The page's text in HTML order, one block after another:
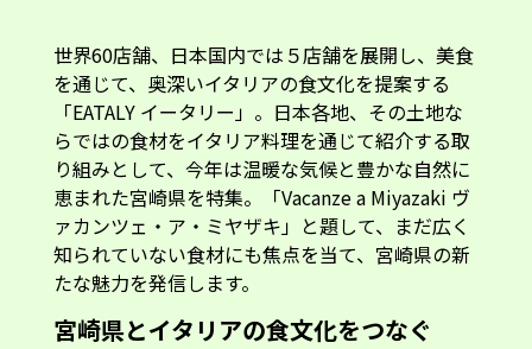
世界60店舗、日本国内では５店舗を展開し、美食
を通じて、奥深いイタリアの食文化を提案する
「EATALY イータリー」。日本各地、その土地な
らではの食材をイタリア料理を通じて紹介する取
り組みとして、今年は温暖な気候と豊かな自然に
恵まれた宮崎県を特集。「Vacanze a Miyazaki ヴ
ァカンツェ・ア・ミヤザキ」と題して、まだ広く
知られていない食材にも焦点を当て、宮崎県の新
たな魅力を発信します。
宮崎県とイタリアの食文化をつなぐ